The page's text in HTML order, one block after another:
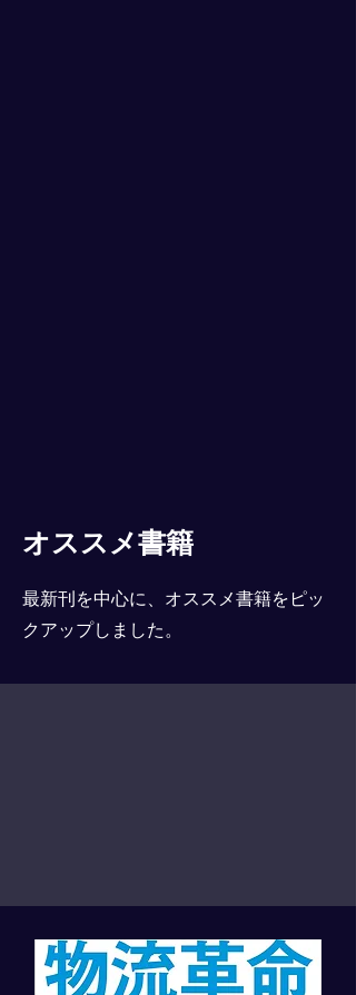
オススメ書籍
最新刊を中心に、オススメ書籍をピッ
クアップしました。